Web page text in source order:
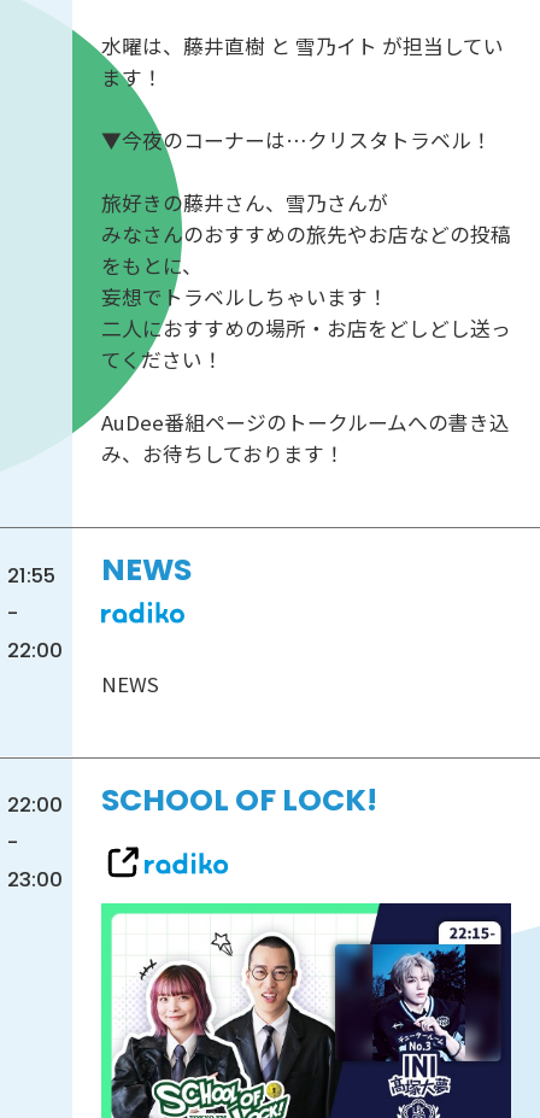
水曜は、藤井直樹 と 雪乃イト が担当してい
ます！
▼今夜のコーナーは…クリスタトラベル！
旅好きの藤井さん、雪乃さんが
みなさんのおすすめの旅先やお店などの投稿
をもとに、
妄想でトラベルしちゃいます！
二人におすすめの場所・お店をどしどし送っ
てください！
AuDee番組ページのトークルームへの書き込
み、お待ちしております！
21:55
-
22:00
NEWS
NEWS
22:00
-
23:00
SCHOOL OF LOCK!